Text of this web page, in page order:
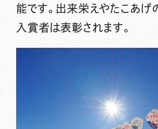
能です。出来栄えやたこあげ
入賞者は表彰されます。